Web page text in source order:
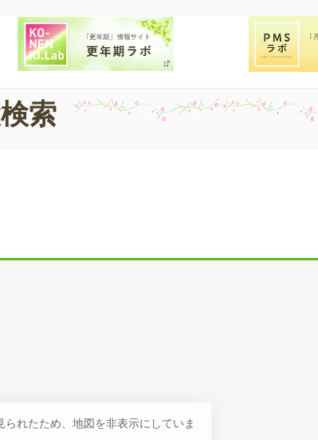
索
られたため、地図を非表示にしていま